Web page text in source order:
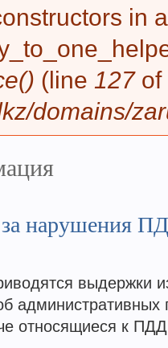
in
(line 127of
domains/
нарушения
выдержки
относящиеся к